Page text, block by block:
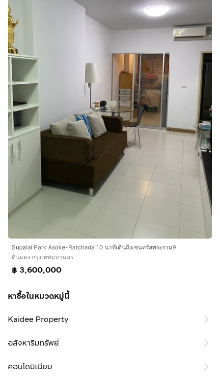
Supalai Park Asoke-Ratchada 10 นาทีเดินถึงเซนทรัลพระราม9
ดินแดง กรุงเทพมหานคร
฿ 3,600,000
หาซื้อในหมวดหมู่นี้
Kaidee Property
อสังหาริมทรัพย์
คอนโดมิเนียม